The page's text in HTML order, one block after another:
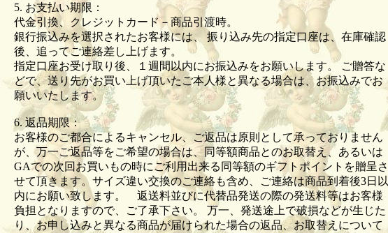
5. お支払い期限：
代金引換、クレジットカード－商品引渡時。
銀行振込みを選択されたお客様には、 振り込み先の指定口座は、在庫確認
後、追ってご連絡差し上げます。
指定口座お受け取り後、１週間以内にお振込みをお願いします。 ご贈答な
どで、送り先がお買い上げ頂いたご本人様と異なる場合は、お振込みでお
願いいたします。
6. 返品期限：
お客様のご都合によるキャンセル、ご返品は原則として承っておりません
が、万一ご返品等をご希望の場合は、同等額商品とのお取替え、あるいは
GAでの次回お買いもの時にご利用出来る同等額のギフトポイントを贈呈さ
せて頂きます。サイズ違い交換のご連絡も含め、ご連絡は商品到着後3日以
内にお願い致します。 返送料並びに代替品発送の際の発送料等はお客様
負担となりますので、ご了承下さい。 万一、発送途上で破損などが生じた
り、お申し込みと異なる商品が届けられた場合の返品、お取替えについて